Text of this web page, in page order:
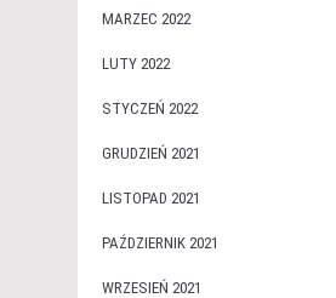
MARZEC 2022
LUTY 2022
STYCZEŃ 2022
GRUDZIEŃ 2021
LISTOPAD 2021
PAŹDZIERNIK 2021
WRZESIEŃ 2021